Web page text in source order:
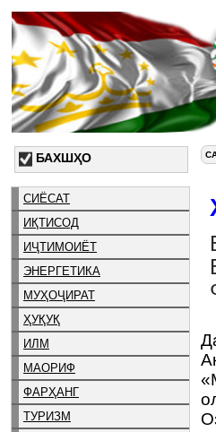
БАХШҲО
СИЁСАТ
ИҚТИСОД
ИҶТИМОИЁТ
ЭНЕРГЕТИКА
МУҲОҶИРАТ
ҲУҚУҚ
ИЛМ
МАОРИФ
ФАРҲАНГ
ТУРИЗМ